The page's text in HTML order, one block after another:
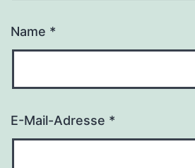
Name *
E-Mail-Adresse *